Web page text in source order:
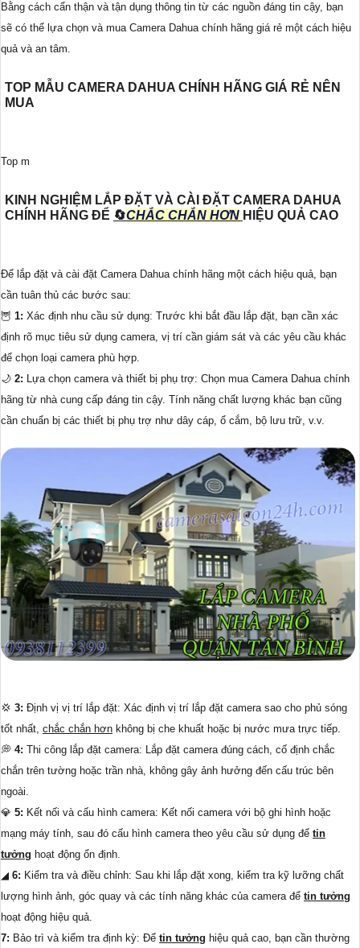
Bằng cách cẩn thận và tận dụng thông tin từ các nguồn đáng tin cậy, bạn
sẽ có thể lựa chọn và mua Camera Dahua chính hãng giá rẻ một cách hiệu
quả và an tâm.
TOP MẪU CAMERA DAHUA CHÍNH HÃNG GIÁ RẺ NÊN
MUA
Top m
KINH NGHIỆM LẮP ĐẶT VÀ CÀI ĐẶT CAMERA DAHUA
CHÍNH HÃNG ĐỂ 🔄CHẮC CHẮN HƠN HIỆU QUẢ CAO
Để lắp đặt và cài đặt Camera Dahua chính hãng một cách hiệu quả, bạn
cần tuân thủ các bước sau:
🦉 1: Xác định nhu cầu sử dụng: Trước khi bắt đầu lắp đặt, bạn cần xác
định rõ mục tiêu sử dụng camera, vị trí cần giám sát và các yêu cầu khác
để chọn loại camera phù hợp.
🌙 2: Lựa chọn camera và thiết bị phụ trợ: Chọn mua Camera Dahua chính
hãng từ nhà cung cấp đáng tin cậy. Tính năng chất lượng khác bạn cũng
cần chuẩn bị các thiết bị phụ trợ như dây cáp, ổ cắm, bộ lưu trữ, v.v.
💢 3: Định vị vị trí lắp đặt: Xác định vị trí lắp đặt camera sao cho phủ sóng
tốt nhất, chắc chắn hơn không bị che khuất hoặc bị nước mưa trực tiếp.
💭 4: Thi công lắp đặt camera: Lắp đặt camera đúng cách, cố định chắc
chắn trên tường hoặc trần nhà, không gây ảnh hưởng đến cấu trúc bên
ngoài.
💎 5: Kết nối và cấu hình camera: Kết nối camera với bộ ghi hình hoặc
mạng máy tính, sau đó cấu hình camera theo yêu cầu sử dụng để tin
tưởng hoạt động ổn định.
◢ 6: Kiểm tra và điều chỉnh: Sau khi lắp đặt xong, kiểm tra kỹ lưỡng chất
lượng hình ảnh, góc quay và các tính năng khác của camera để tin tưởng
hoạt động hiệu quả.
7: Bảo trì và kiểm tra định kỳ: Để tin tưởng hiệu quả cao, bạn cần thường